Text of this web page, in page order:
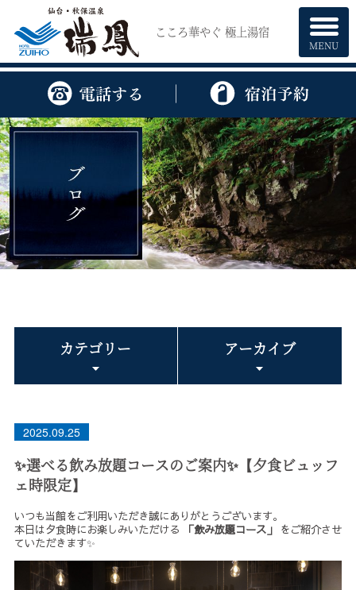
こころ華やぐ 極上湯宿
MENU
カテゴリー アーカイブ
2025.09.25
✨選べる飲み放題コースのご案内✨【夕食ビュッフ
ェ時限定】
いつも当館をご利用いただき誠にありがとうございます。
本日は夕食時にお楽しみいただける
「飲み放題コース」 をご紹介させ
ていただきます✨